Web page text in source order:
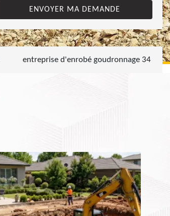
entreprise d'enrobé goudronnage 34